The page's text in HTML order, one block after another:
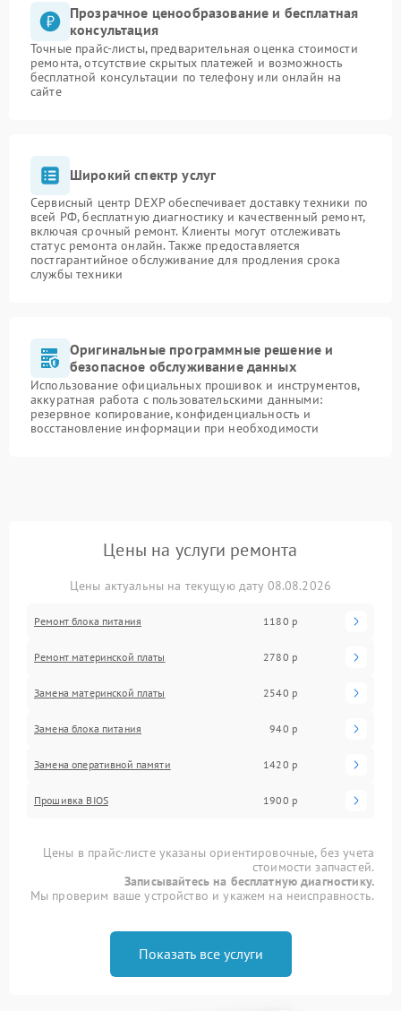
Прозрачное ценообразование и бесплатная
консультация
Точные прайс-листы, предварительная оценка стоимости
ремонта, отсутствие скрытых платежей и возможность
бесплатной консультации по телефону или онлайн на
сайте
Широкий спектр услуг
Сервисный центр DEXP обеспечивает доставку техники по
всей РФ, бесплатную диагностику и качественный ремонт,
включая срочный ремонт. Клиенты могут отслеживать
статус ремонта онлайн. Также предоставляется
постгарантийное обслуживание для продления срока
службы техники
Оригинальные программные решение и
безопасное обслуживание данных
Использование официальных прошивок и инструментов,
аккуратная работа с пользовательскими данными:
резервное копирование, конфиденциальность и
восстановление информации при необходимости
Цены на услуги ремонта
Цены актуальны на текущую дату 08.08.2026
Ремонт блока питания 1180 р
Ремонт материнской платы 2780 р
Замена материнской платы 2540 р
Замена блока питания 940 р
Замена оперативной памяти 1420 р
Прошивка BIOS 1900 р
Цены в прайс-листе указаны ориентировочные, без учета
стоимости запчастей.
Записывайтесь на бесплатную диагностику.
Мы проверим ваше устройство и укажем на неисправность.
Показать все услуги